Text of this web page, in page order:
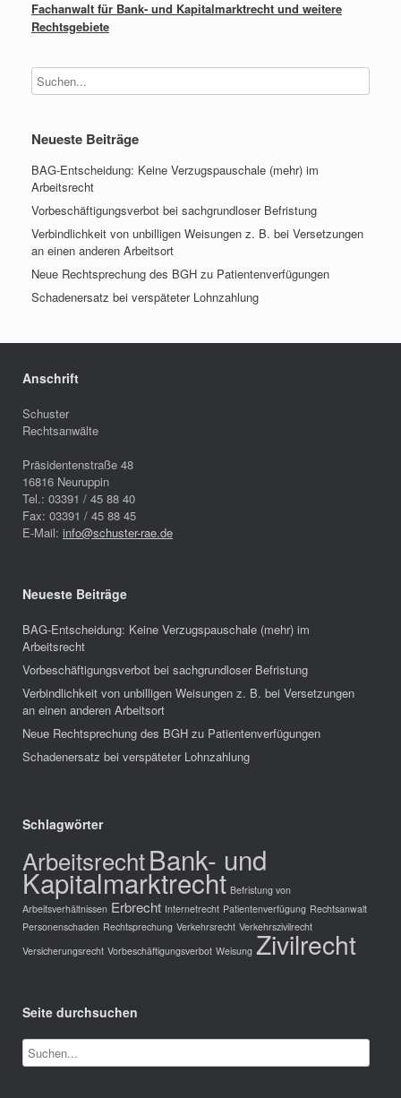
Fachanwalt für Bank- und Kapitalmarktrecht und weitere
Rechtsgebiete
Neueste Beiträge
BAG-Entscheidung: Keine Verzugspauschale (mehr) im
Arbeitsrecht
Vorbeschäftigungsverbot bei sachgrundloser Befristung
Verbindlichkeit von unbilligen Weisungen z. B. bei Versetzungen
an einen anderen Arbeitsort
Neue Rechtsprechung des BGH zu Patientenverfügungen
Schadenersatz bei verspäteter Lohnzahlung
Anschrift
Schuster
Rechtsanwälte
Präsidentenstraße 48
16816 Neuruppin
Tel.: 03391 / 45 88 40
Fax: 03391 / 45 88 45
E-Mail: info@schuster-rae.de
Neueste Beiträge
BAG-Entscheidung: Keine Verzugspauschale (mehr) im
Arbeitsrecht
Vorbeschäftigungsverbot bei sachgrundloser Befristung
Verbindlichkeit von unbilligen Weisungen z. B. bei Versetzungen
an einen anderen Arbeitsort
Neue Rechtsprechung des BGH zu Patientenverfügungen
Schadenersatz bei verspäteter Lohnzahlung
Schlagwörter
ArbeitsrechtBank- und
Kapitalmarktrecht Befristung von
Arbeitsverhältnissen Erbrecht Internetrecht Patientenverfügung Rechtsanwalt
Personenschaden Rechtsprechung Verkehrsrecht Verkehrszivilrecht
Versicherungsrecht Vorbeschäftigungsverbot Weisung Zivilrecht
Seite durchsuchen